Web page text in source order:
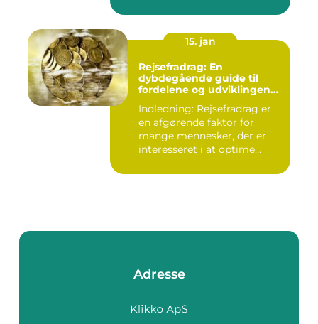
15. jan
Rejsefradrag: En
dybdegående guide til
fordelene og udviklingen
Indledning: Rejsefradrag er
en afgørende faktor for
mange mennesker, der er
interesseret i at optime...
Adresse